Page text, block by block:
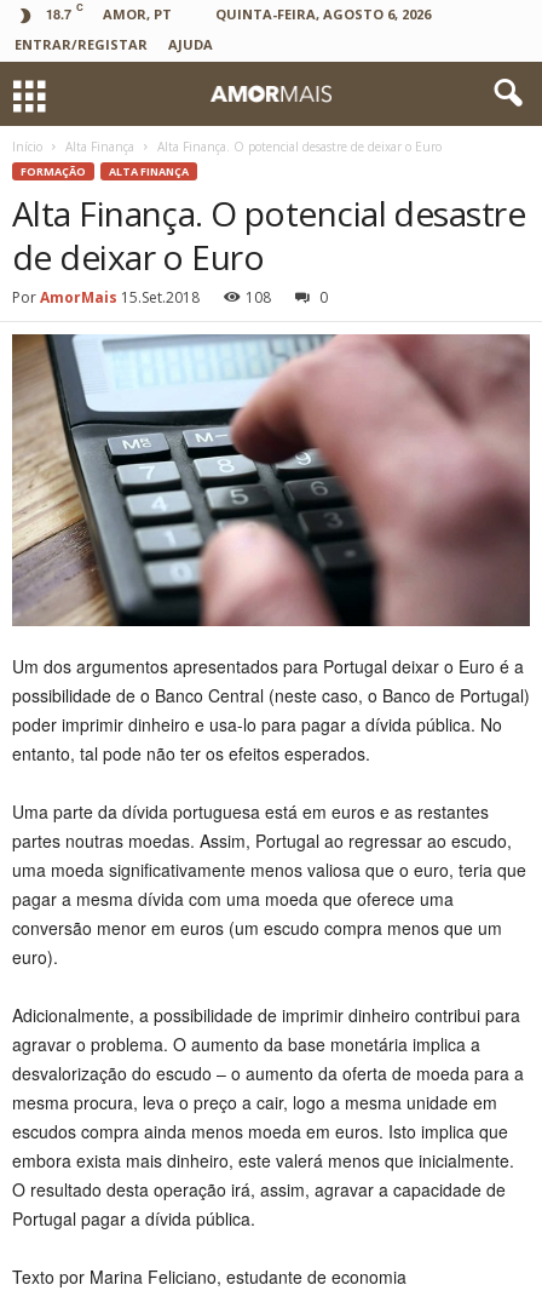
18.7 C AMOR, PT
QUINTA-FEIRA, AGOSTO 6, 2026
ENTRAR/REGISTAR
AJUDA
Início Alta Finança Alta Finança. O potencial desastre de deixar o Euro
FORMAÇÃO ALTA FINANÇA
Alta Finança. O potencial desastre
de deixar o Euro
PorAmorMais 15.Set.2018 108 0
Um dos argumentos apresentados para Portugal deixar o Euro é a
possibilidade de o Banco Central (neste caso, o Banco de Portugal)
poder imprimir dinheiro e usa-lo para pagar a dívida pública. No
entanto, tal pode não ter os efeitos esperados.
Uma parte da dívida portuguesa está em euros e as restantes
partes noutras moedas. Assim, Portugal ao regressar ao escudo,
uma moeda significativamente menos valiosa que o euro, teria que
pagar a mesma dívida com uma moeda que oferece uma
conversão menor em euros (um escudo compra menos que um
euro).
Adicionalmente, a possibilidade de imprimir dinheiro contribui para
agravar o problema. O aumento da base monetária implica a
desvalorização do escudo – o aumento da oferta de moeda para a
mesma procura, leva o preço a cair, logo a mesma unidade em
escudos compra ainda menos moeda em euros. Isto implica que
embora exista mais dinheiro, este valerá menos que inicialmente.
O resultado desta operação irá, assim, agravar a capacidade de
Portugal pagar a dívida pública.
Texto por Marina Feliciano, estudante de economia